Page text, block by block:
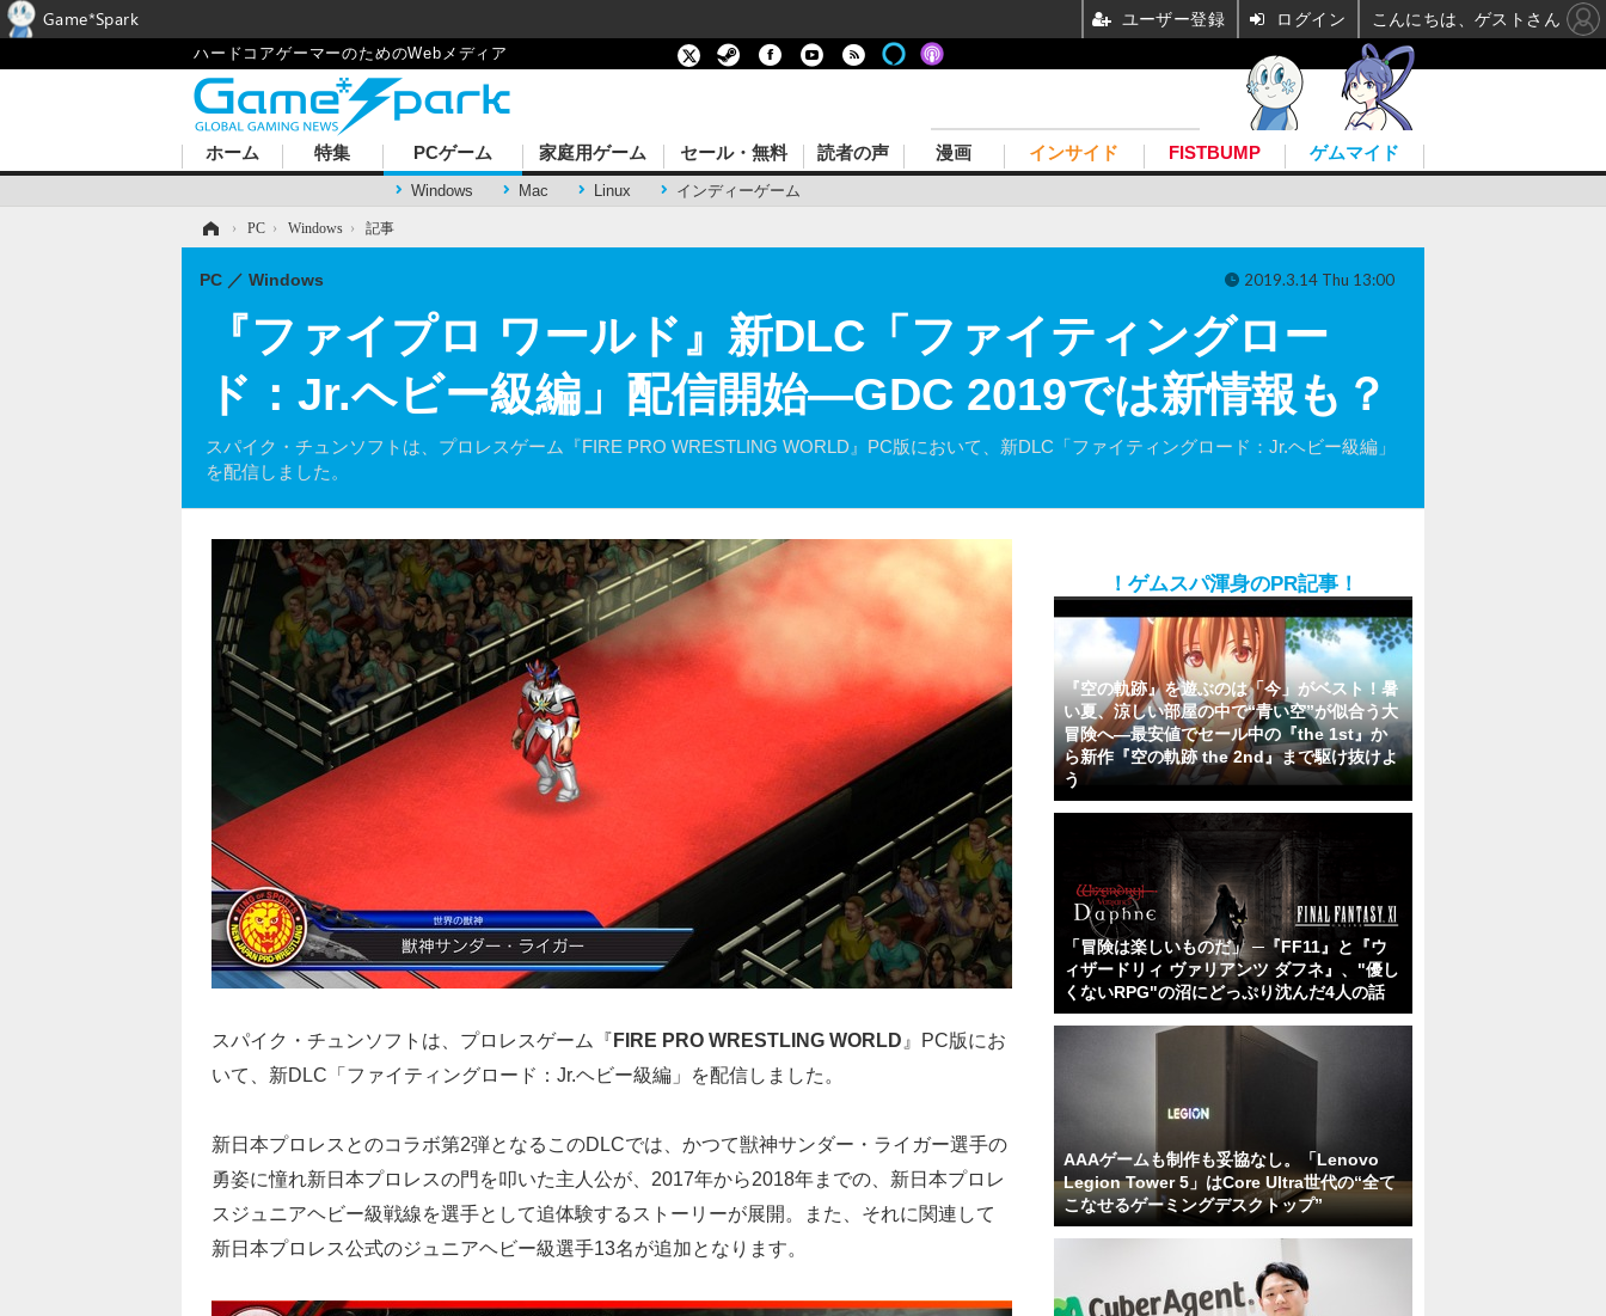
ハードコアゲーマーのためのWebメディア
ホーム 特集 PCゲーム
Windows Mac Linux インディーゲーム
家庭用ゲーム セール・無料 読者の声 漫画 インサイド FISTBUMP ゲムマイド
› PC › Windows › 記事
『ファイプロ ワールド』新DLC「ファイティングロー
ド：Jr.ヘビー級編」配信開始―GDC 2019では新情報も？
スパイク・チュンソフトは、プロレスゲーム『FIRE PRO WRESTLING WORLD』PC版において、新DLC「ファイティングロード：Jr.ヘビー級編」
を配信しました。
PC Windows 2019.3.14 Thu 13:00
スパイク・チュンソフトは、プロレスゲーム『FIRE PRO WRESTLING WORLD 』PC版にお
いて、新DLC「ファイティングロード：Jr.ヘビー級編」を配信しました。
新日本プロレスとのコラボ第2弾となるこのDLCでは、かつて獣神サンダー・ライガー選手の
勇姿に憧れ新日本プロレスの門を叩いた主人公が、2017年から2018年までの、新日本プロレ
スジュニアヘビー級戦線を選手として追体験するストーリーが展開。また、それに関連して
新日本プロレス公式のジュニアヘビー級選手13名が追加となります。
！ゲムスパ渾身のPR記事！
『空の軌跡』を遊ぶのは「今」がベスト！暑
い夏、涼しい部屋の中で“青い空”が似合う大
冒険へ―最安値でセール中の『the 1st』か
ら新作『空の軌跡 the 2nd』まで駆け抜けよ
う
「冒険は楽しいものだ」 ─『FF11』と『ウ
ィザードリィ ヴァリアンツ ダフネ』、"優し
くないRPG"の沼にどっぷり沈んだ4人の話
AAAゲームも制作も妥協なし。「Lenovo
Legion Tower 5」はCore Ultra世代の“全て
こなせるゲーミングデスクトップ”
Game*Spark ユーザー登録 ログイン こんにちは、ゲストさん